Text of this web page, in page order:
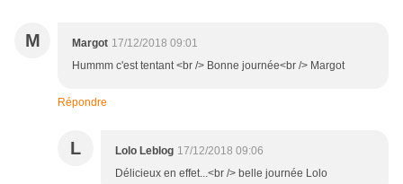
M Margot 17/12/2018 09:01
Hummm c'est tentant <br /> Bonne journée<br /> Margot
Répondre
L Lolo Leblog 17/12/2018 09:06
Délicieux en effet...<br /> belle journée Lolo